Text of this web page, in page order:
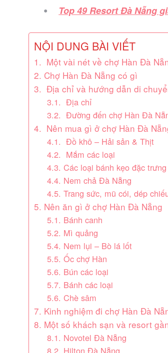
Top 49 Resort Đà Nẵng
NỘI DUNG BÀI VIẾT
1. Một vài nét về chợ Hàn Đà
2. Chợ Hàn Đà Nẵng có gì
3. Địa chỉ và hướng dẫn di
3.1. Địa chỉ
3.2. Đường đến chợ Hàn Đà
4. Nên mua gì ở chợ Hàn Đà
4.1. Đồ khô – Hải sản & Thịt
4.2. Mắm các loại
4.3. Các loại bánh kẹo đặc trưng
4.4. Nem chả Đà Nẵng
4.5. Trang sức, mũ cói, dép
5. Nên ăn gì ở chợ Hàn Đà Nẵng
5.1. Bánh canh
5.2. Mì quảng
5.4. Nem lụi – Bò lá lốt
5.5. Ốc chợ Hàn
5.6. Bún các loại
5.7. Bánh các loại
5.6. Chè sâm
7. Kinh nghiệm đi chợ Hàn Đà
8. Một số khách sạn và resort
8.1. Novotel Đà Nẵng
8.2. Hilton Đà Nẵng